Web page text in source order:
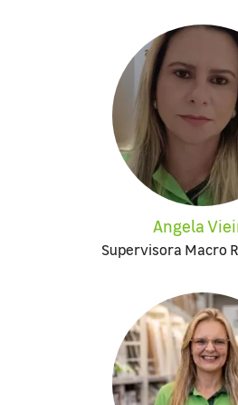
Angela
Supervisora Macro